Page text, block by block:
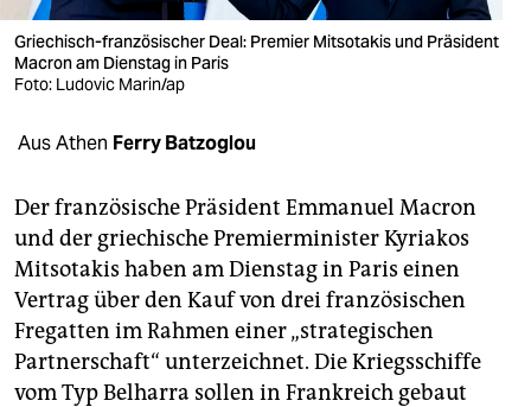
verlag
verlag
shop
fragen & hilfe
unterstützen
abo
genossenschaft
epaper login
Griechisch-französischer Deal: Premier Mitsotakis und Präsident
Macron am Dienstag in Paris
Foto: Ludovic Marin/ap
Aus Athen Ferry Batzoglou
Der französische Präsident Emmanuel Macron
und der griechische Premierminister Kyriakos
Mitsotakis haben am Dienstag in Paris einen
Vertrag über den Kauf von drei französischen
Fregatten im Rahmen einer „strategischen
Partnerschaft“ unterzeichnet. Die Kriegsschiffe
vom Typ Belharra sollen in Frankreich gebaut